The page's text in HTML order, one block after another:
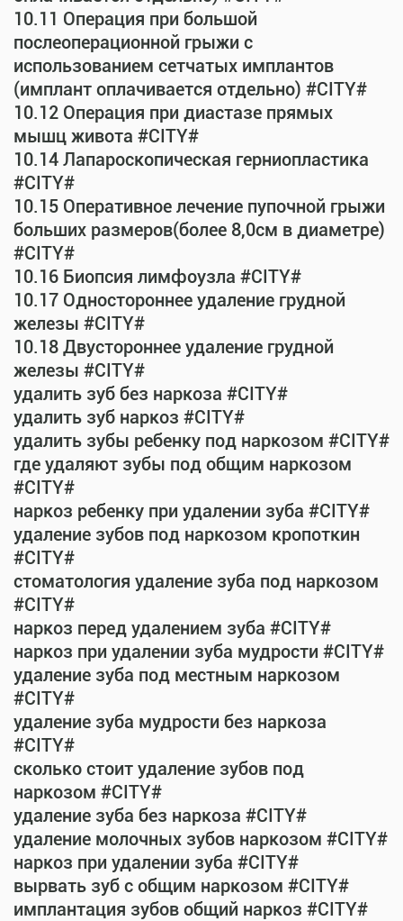
10.11 Операция при большой
послеоперационной грыжи с
использованием сетчатых имплантов
(имплант оплачивается отдельно) #CITY#
10.12 Операция при диастазе прямых
мышц живота #CITY#
10.14 Лапароскопическая герниопластика
#CITY#
10.15 Оперативное лечение пупочной грыжи
больших размеров(более 8,0см в диаметре)
#CITY#
10.16 Биопсия лимфоузла #CITY#
10.17 Одностороннее удаление грудной
железы #CITY#
10.18 Двустороннее удаление грудной
железы #CITY#
удалить зуб без наркоза #CITY#
удалить зуб наркоз #CITY#
удалить зубы ребенку под наркозом #CITY#
где удаляют зубы под общим наркозом
#CITY#
наркоз ребенку при удалении зуба #CITY#
удаление зубов под наркозом кропоткин
#CITY#
стоматология удаление зуба под наркозом
#CITY#
наркоз перед удалением зуба #CITY#
наркоз при удалении зуба мудрости #CITY#
удаление зуба под местным наркозом
#CITY#
удаление зуба мудрости без наркоза
#CITY#
сколько стоит удаление зубов под
наркозом #CITY#
удаление зуба без наркоза #CITY#
удаление молочных зубов наркозом #CITY#
наркоз при удалении зуба #CITY#
вырвать зуб с общим наркозом #CITY#
имплантация зубов общий наркоз #CITY#